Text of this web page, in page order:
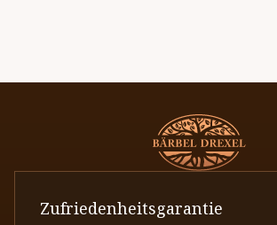
Zufriedenheitsgarantie